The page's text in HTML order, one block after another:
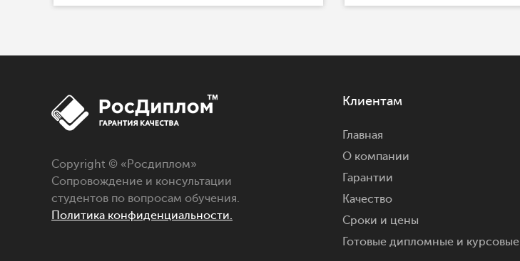
Copyright © «Росдиплом»
Сопровождение и консультации
студентов по вопросам обучения.
Политика конфиденциальности.
Клиентам
Главная
О компании
Гарантии
Качество
Сроки и цены
Готовые дипломные и курсовые